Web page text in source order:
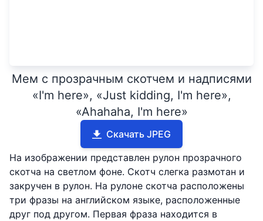
Мем с прозрачным скотчем и надписями
«I'm here», «Just kidding, I'm here»,
«Ahahaha, I'm here»
Скачать JPEG
На изображении представлен рулон прозрачного
скотча на светлом фоне. Скотч слегка размотан и
закручен в рулон. На рулоне скотча расположены
три фразы на английском языке, расположенные
друг под другом. Первая фраза находится в